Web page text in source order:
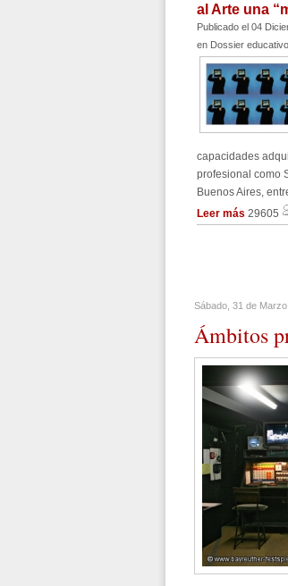
al Arte una
Publicado el 04
en Dossier educativo
capacidades
profesional como
Buenos Aires,
Leer más 29605
Sábado, 31 de
Ámbitos